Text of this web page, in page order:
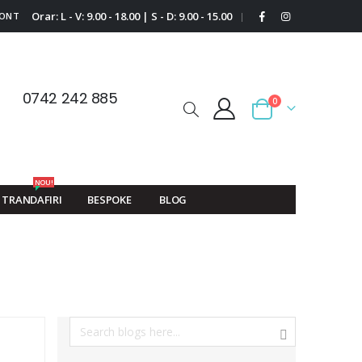
Orar: L - V: 9.00 - 18.00 | S - D: 9.00 - 15.00 |
0742 242 885
Cart
0
TRANDAFIRI
NOU!
BESPOKE BLOG